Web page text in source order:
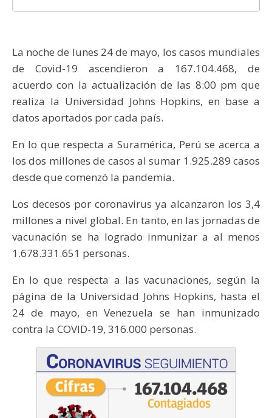
La noche de lunes 24 de mayo, los casos mundiales
de Covid-19 ascendieron a 167.104.468, de
acuerdo con la actualización de las 8:00 pm que
realiza la Universidad Johns Hopkins, en base a
datos aportados por cada país.
En lo que respecta a Suramérica, Perú se acerca a
los dos millones de casos al sumar 1.925.289 casos
desde que comenzó la pandemia.
Los decesos por coronavirus ya alcanzaron los 3,4
millones a nivel global. En tanto, en las jornadas de
vacunación se ha logrado inmunizar a al menos
1.678.331.651 personas.
En lo que respecta a las vacunaciones, según la
página de la Universidad Johns Hopkins, hasta el
24 de mayo, en Venezuela se han inmunizado
contra la COVID-19, 316.000 personas.